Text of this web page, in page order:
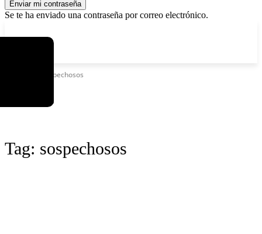
Se te ha enviado una contraseña por correo electrónico.
Sospechosos
Tag: sospechosos